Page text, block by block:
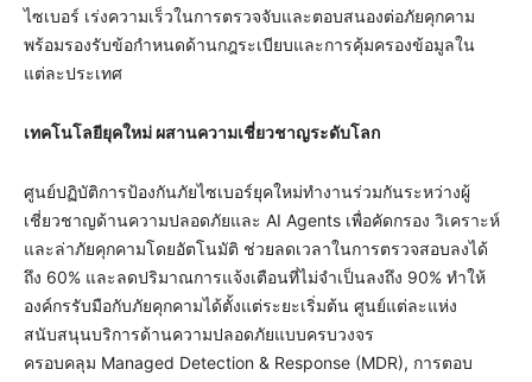
ไซเบอร์ เร่งความเร็วในการตรวจจับและตอบสนองต่อภัยคุกคาม
พร้อมรองรับข้อกำหนดด้านกฎระเบียบและการคุ้มครองข้อมูลใน
แต่ละประเทศ
เทคโนโลยียุคใหม่ ผสานความเชี่ยวชาญระดับโลก
ศูนย์ปฏิบัติการป้องกันภัยไซเบอร์ยุคใหม่ทำงานร่วมกันระหว่างผู้
เชี่ยวชาญด้านความปลอดภัยและ AI Agents เพื่อคัดกรอง วิเคราะห์
และล่าภัยคุกคามโดยอัตโนมัติ ช่วยลดเวลาในการตรวจสอบลงได้
ถึง 60% และลดปริมาณการแจ้งเตือนที่ไม่จำเป็นลงถึง 90% ทำให้
องค์กรรับมือกับภัยคุกคามได้ตั้งแต่ระยะเริ่มต้น ศูนย์แต่ละแห่ง
สนับสนุนบริการด้านความปลอดภัยแบบครบวงจร
ครอบคลุม Managed Detection & Response (MDR), การตอบ